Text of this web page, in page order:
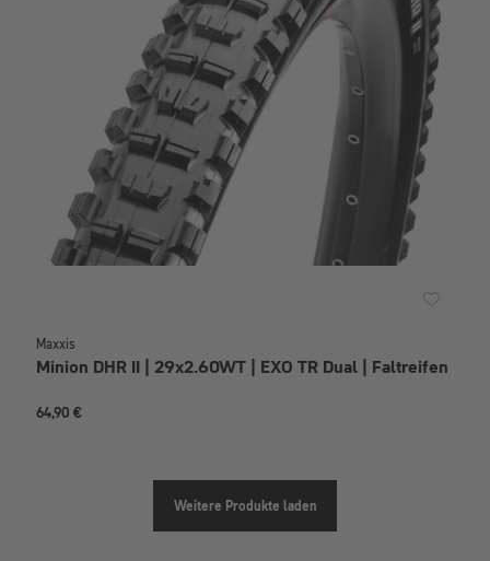
Maxxis
Minion DHR II | 29x2.60WT | EXO TR Dual | Faltreifen
64,90 €
Weitere Produkte laden